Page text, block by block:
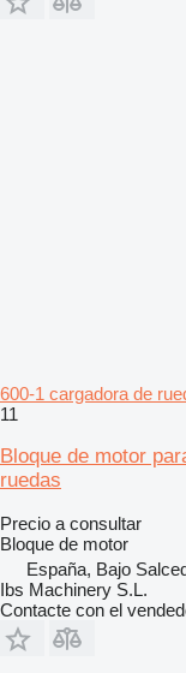
600-1 cargadora de
11
Bloque de motor
ruedas
Precio a consultar
Bloque de motor
España, Bajo
Ibs Machinery S.L.
Contacte con el